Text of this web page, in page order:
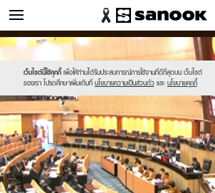
ข่าว
เว็บไซต์นี้ใช้คุกกี้ เพื่อให้ท่านได้รับประสบการณ์การใช้งานที่ดีที่สุดบน เว็บไซต์
ของเรา โปรดศึกษาเพิ่มเติมที่ นโยบายความเป็นส่วนตัว และ นโยบายคุกกี้
Sanook
//s.isanook.com/sr/0/images/logo-
new-
sanook.png
600
60
//s.isanook.com/ns/0/ud/366/1833022/633108-
01.jpg